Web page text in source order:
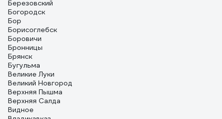
Березовский
Богородск
Бор
Борисоглебск
Боровичи
Бронницы
Брянск
Бугульма
Великие Луки
Великий Новгород
Верхняя Пышма
Верхняя Салда
Видное